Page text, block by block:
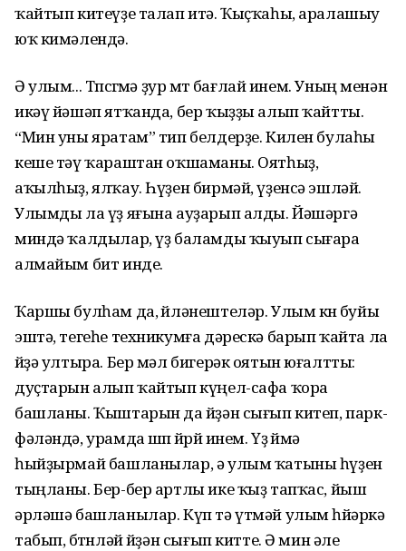
ҡайтып китеүҙе талап итә. Ҡыҫҡаһы, аралашыу
юҡ кимәлендә.
Ә улым... Төпсөгөмә ҙур өмөт бағлай инем. Уның менән
икәү йәшәп ятҡанда, бер ҡыҙҙы алып ҡайтты.
“Мин уны яратам” тип белдерҙе. Килен булаһы
кеше тәү ҡараштан оҡшаманы. Оятһыҙ,
аҡылһыҙ, ялҡау. Һүҙен бирмәй, үҙенсә эшләй.
Улымды ла үҙ яғына ауҙарып алды. Йәшәргә
миндә ҡалдылар, үҙ баламды ҡыуып сығара
алмайым бит инде.
Ҡаршы булһам да, өйләнештеләр. Улым көнө буйы
эштә, тегеһе техникумға дәрескә барып ҡайта ла
өйҙә ултыра. Бер мәл бигерәк оятын юғалтты:
дуҫтарын алып ҡайтып күңел-сафа ҡора
башланы. Ҡыштарын да өйҙән сығып китеп, парк-
фәләндә, урамда өшөп йөрөй инем. Үҙ өйөмә
һыйҙырмай башланылар, ә улым ҡатыны һүҙен
тыңланы. Бер-бер артлы ике ҡыҙ тапҡас, йыш
әрләшә башланылар. Күп тә үтмәй улым һөйәркә
табып, бөтөнләй өйҙән сығып китте. Ә мин әле